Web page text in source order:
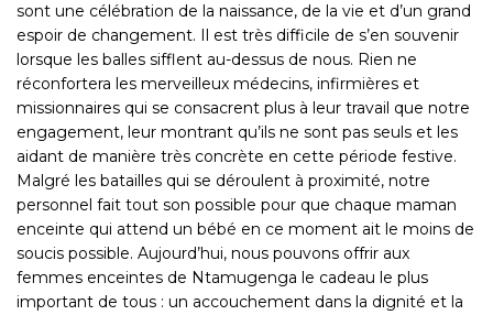
sont une célébration de la naissance, de la vie et d’un grand
espoir de changement. Il est très difficile de s’en souvenir
lorsque les balles sifflent au-dessus de nous. Rien ne
réconfortera les merveilleux médecins, infirmières et
missionnaires qui se consacrent plus à leur travail que notre
engagement, leur montrant qu’ils ne sont pas seuls et les
aidant de manière très concrète en cette période festive.
Malgré les batailles qui se déroulent à proximité, notre
personnel fait tout son possible pour que chaque maman
enceinte qui attend un bébé en ce moment ait le moins de
soucis possible. Aujourd’hui, nous pouvons offrir aux
femmes enceintes de Ntamugenga le cadeau le plus
important de tous : un accouchement dans la dignité et la